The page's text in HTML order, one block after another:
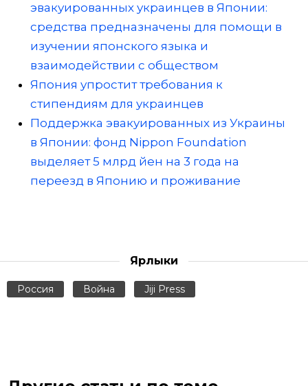
эвакуированных украинцев в Японии:
средства предназначены для помощи в
изучении японского языка и
взаимодействии с обществом
Япония упростит требования к
стипендиям для украинцев
Поддержка эвакуированных из Украины
в Японии: фонд Nippon Foundation
выделяет 5 млрд йен на 3 года на
переезд в Японию и проживание
Ярлыки
Россия Война Jiji Press